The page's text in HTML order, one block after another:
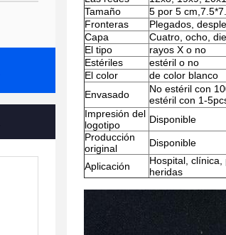
Tamaño
5 por 5
Fronteras
Plegados,
Capa
Cuatro, ocho,
El tipo
rayos X o no
Estériles
estéril o no
El color
de color blanco
Envasado
No estéril con
estéril con 1-
Impresión del
logotipo
Disponible
Producción
original
Disponible
Aplicación
Hospital,
heridas